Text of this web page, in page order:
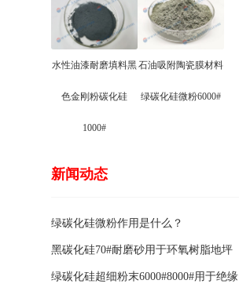
水性油漆耐磨填料黑
色金刚粉碳化硅
1000#
石油吸附陶瓷膜材料
绿碳化硅微粉6000#
新闻动态
绿碳化硅微粉作用是什么？
黑碳化硅70#耐磨砂用于环氧树脂地坪
骨料的特点有哪些？
绿碳化硅超细粉末6000#8000#用于绝缘